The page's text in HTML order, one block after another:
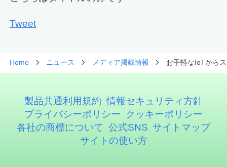
Tweet
Home ニュース メディア掲載情報 お手軽なIoTから
製品共通利用規約 情報セキュリティ方針
プライバシーポリシー
クッキーポリシー
各社の商標について 公式SNS サイトマップ
サイトの使い方